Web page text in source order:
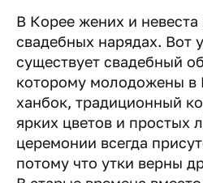
В Корее жених и
свадебных нарядах. Вот
существует свадебный
которому молодожены в
ханбок, традиционный
ярких цветов и простых
церемонии всегда
потому что утки верны